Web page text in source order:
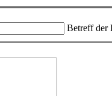
Betreff der